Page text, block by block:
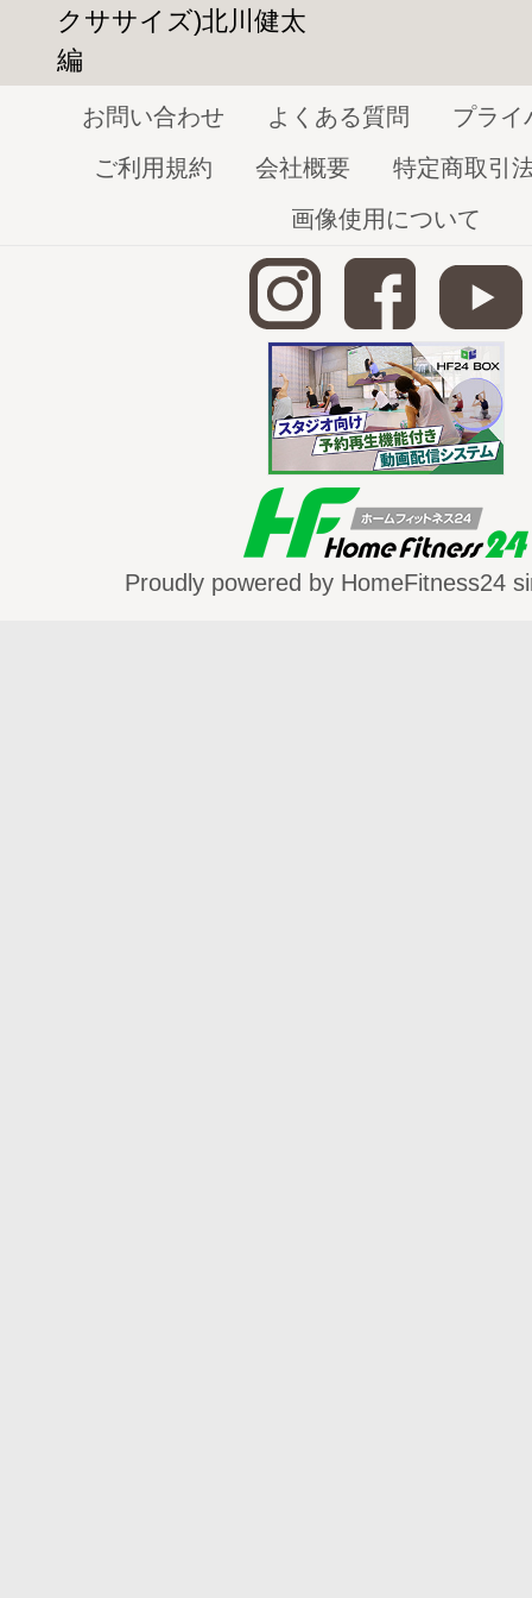
クササイズ)北川健太
編
お問い合わせ よくある質問
プライ
ご利用規約
会社概要
特定商取引
画像使用について
Proudly powered by HomeFitness24